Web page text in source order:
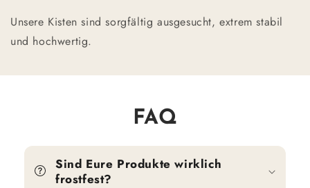
Unsere Kisten sind sorgfältig ausgesucht, extrem stabil
und hochwertig.
FAQ
Sind Eure Produkte wirklich
frostfest?